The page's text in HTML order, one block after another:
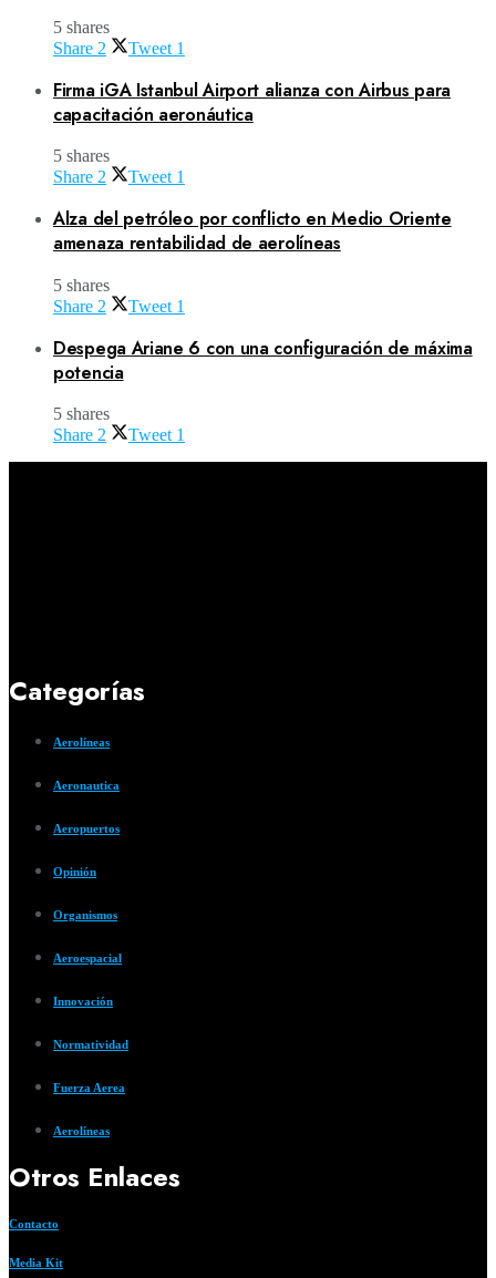
5 shares
Share 2 Tweet 1
Firma iGA Istanbul Airport alianza con Airbus para
capacitación aeronáutica
5 shares
Share 2 Tweet 1
Alza del petróleo por conflicto en Medio Oriente
amenaza rentabilidad de aerolíneas
5 shares
Share 2 Tweet 1
Despega Ariane 6 con una configuración de máxima
potencia
5 shares
Share 2 Tweet 1
Categorías
Aerolíneas
Aeronautica
Aeropuertos
Opinión
Organismos
Aeroespacial
Innovación
Normatividad
Fuerza Aerea
Aerolíneas
Otros Enlaces
Contacto
Media Kit